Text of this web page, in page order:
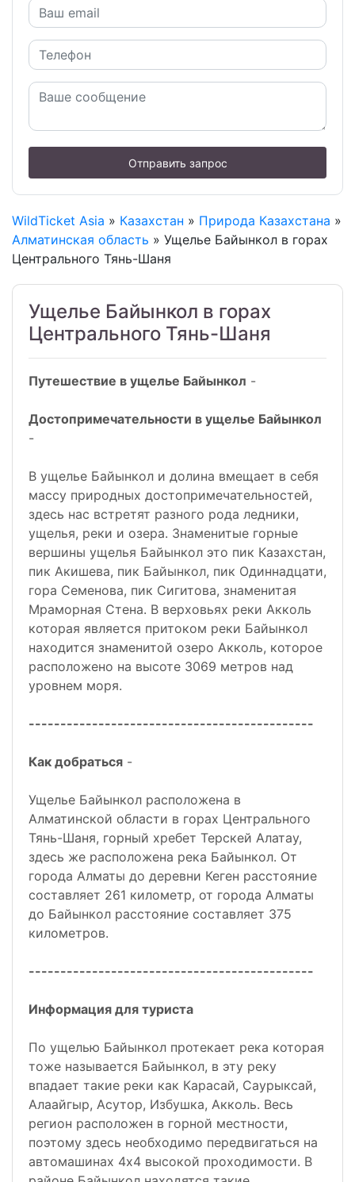
Отправить запрос
WildTicket Asia » Казахстан » Природа Казахстана »
Алматинская область » Ущелье Байынкол в горах
Центрального Тянь-Шаня
Ущелье Байынкол в горах
Центрального Тянь-Шаня
Путешествие в ущелье Байынкол -
Достопримечательности в ущелье Байынкол
-
В ущелье Байынкол и долина вмещает в себя
массу природных достопримечательностей,
здесь нас встретят разного рода ледники,
ущелья, реки и озера. Знаменитые горные
вершины ущелья Байынкол это пик Казахстан,
пик Акишева, пик Байынкол, пик Одиннадцати,
гора Семенова, пик Сигитова, знаменитая
Мраморная Стена. В верховьях реки Акколь
которая является притоком реки Байынкол
находится знаменитой озеро Акколь, которое
расположено на высоте 3069 метров над
уровнем моря.
---------------------------------------------
Как добраться -
Ущелье Байынкол расположена в
Алматинской области в горах Центрального
Тянь-Шаня, горный хребет Терскей Алатау,
здесь же расположена река Байынкол. От
города Алматы до деревни Кеген расстояние
составляет 261 километр, от города Алматы
до Байынкол расстояние составляет 375
километров.
---------------------------------------------
Информация для туриста
По ущелью Байынкол протекает река которая
тоже называется Байынкол, в эту реку
впадает такие реки как Карасай, Саурыксай,
Алаайгыр, Асутор, Избушка, Акколь. Весь
регион расположен в горной местности,
поэтому здесь необходимо передвигаться на
автомашинах 4х4 высокой проходимости. В